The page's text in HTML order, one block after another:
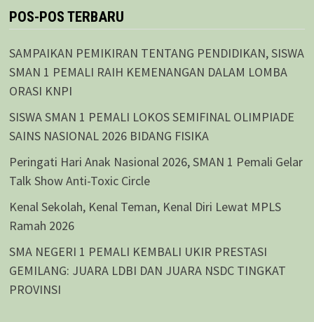
POS-POS TERBARU
SAMPAIKAN PEMIKIRAN TENTANG PENDIDIKAN, SISWA
SMAN 1 PEMALI RAIH KEMENANGAN DALAM LOMBA
ORASI KNPI
SISWA SMAN 1 PEMALI LOKOS SEMIFINAL OLIMPIADE
SAINS NASIONAL 2026 BIDANG FISIKA
Peringati Hari Anak Nasional 2026, SMAN 1 Pemali Gelar
Talk Show Anti-Toxic Circle
Kenal Sekolah, Kenal Teman, Kenal Diri Lewat MPLS
Ramah 2026
SMA NEGERI 1 PEMALI KEMBALI UKIR PRESTASI
GEMILANG: JUARA LDBI DAN JUARA NSDC TINGKAT
PROVINSI